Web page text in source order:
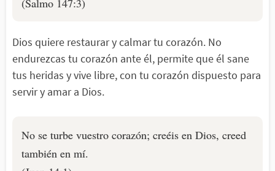
(Salmo 147:3)
Dios quiere restaurar y calmar tu corazón. No
endurezcas tu corazón ante él, permite que él sane
tus heridas y vive libre, con tu corazón dispuesto para
servir y amar a Dios.
No se turbe vuestro corazón; creéis en Dios, creed
también en mí.